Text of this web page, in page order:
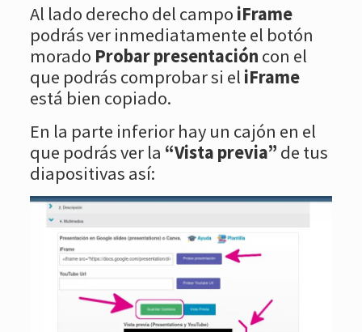
Al lado derecho del campo iFrame
podrás ver inmediatamente el botón
morado Probar presentación con el
que podrás comprobar si el iFrame
está bien copiado.
En la parte inferior hay un cajón en el
que podrás ver la “Vista previa” de tus
diapositivas así: